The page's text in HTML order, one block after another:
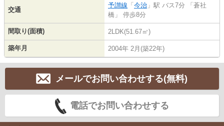
交通
予讃線 「 今治 」駅 バス7分 「蒼社
橋」 停歩8分
間取り(面積) 2LDK(51.67㎡)
築年月 2004年 2月(築22年)
メールでお問い合わせする(無料)
電話でお問い合わせする